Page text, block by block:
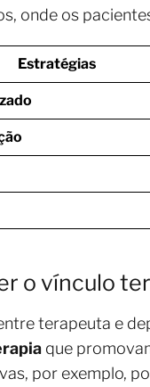
onde os
Estratégias
o vínculo
terapeuta e
que
por exemplo,